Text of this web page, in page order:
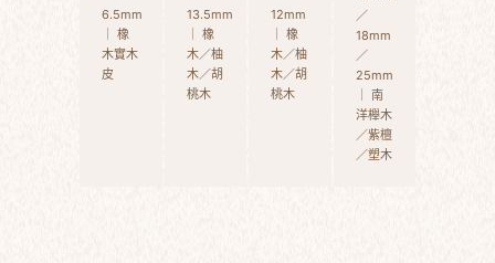
6.5mm
｜ 橡
木實木
皮
13.5mm
｜ 橡
木／柚
木／胡
桃木
12mm
｜ 橡
木／柚
木／胡
桃木
／
18mm
／
25mm
｜ 南
洋櫸木
／紫檀
／塑木